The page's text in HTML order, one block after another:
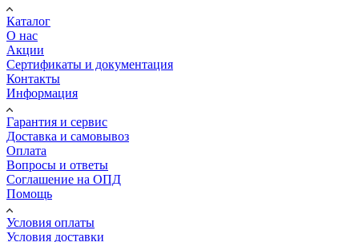
Каталог
О нас
Акции
Сертификаты и документация
Контакты
Информация
Гарантия и сервис
Доставка и самовывоз
Оплата
Вопросы и ответы
Соглашение на ОПД
Помощь
Условия оплаты
Условия доставки